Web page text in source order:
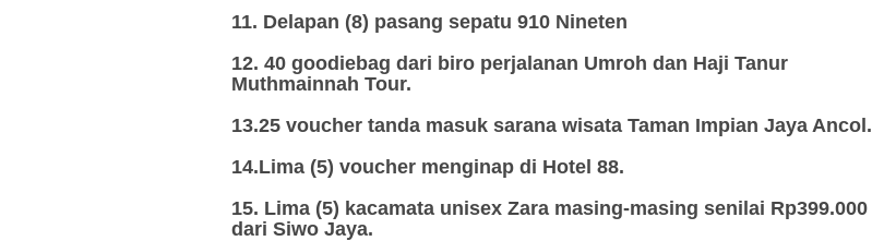
11. Delapan (8) pasang sepatu 910 Nineten
12. 40 goodiebag dari biro perjalanan Umroh dan Haji Tanur
Muthmainnah Tour.
13.25 voucher tanda masuk sarana wisata Taman Impian Jaya Ancol.
14.Lima (5) voucher menginap di Hotel 88.
15. Lima (5) kacamata unisex Zara masing-masing senilai Rp399.000
dari Siwo Jaya.